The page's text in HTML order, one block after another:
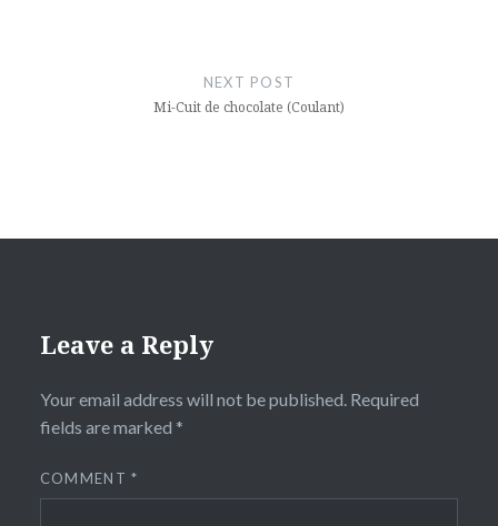
NEXT POST
Mi-Cuit de chocolate (Coulant)
Leave a Reply
Your email address will not be published. Required
fields are marked *
COMMENT*